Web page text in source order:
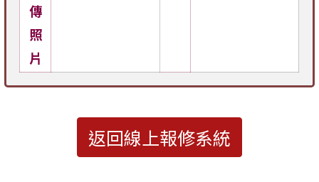
傳
照
片
返回線上報修系統